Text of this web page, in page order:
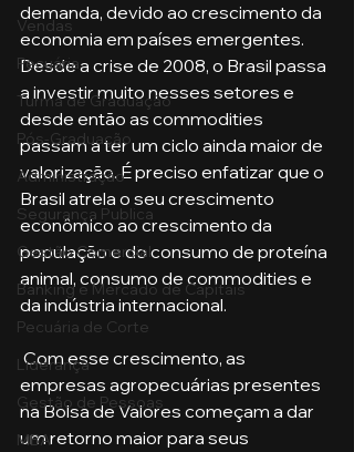
Vendas
Pecuária
Turma de Graduação
Pós-Graduação
Administração
Segurança Publica
Gestão Comercial
Banking e Mercado de Capitais
Pecuária de Corte
Liderança
Gestão de Pessoas
MBA
demanda, devido ao crescimento da
economia em países emergentes.
Desde a crise de 2008, o Brasil passa
a investir muito nesses setores e
desde então as commodities
passam a ter um ciclo ainda maior de
valorização. É preciso enfatizar que o
Brasil atrela o seu crescimento
econômico ao crescimento da
população e do consumo de proteína
animal, consumo de commodities e
da indústria internacional.
empresas agropecuárias presentes
na Bolsa de Valores começam a dar
um retorno maior para seus